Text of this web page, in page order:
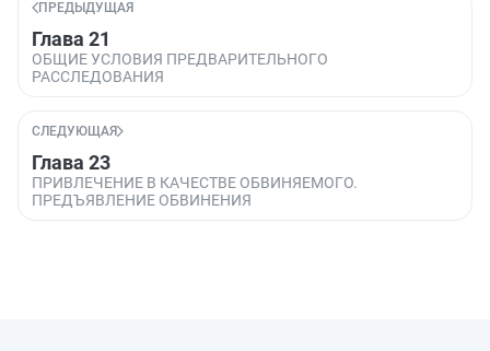
ПРЕДЫДУЩАЯ
Глава 21
ОБЩИЕ УСЛОВИЯ ПРЕДВАРИТЕЛЬНОГО
РАССЛЕДОВАНИЯ
СЛЕДУЮЩАЯ
Глава 23
ПРИВЛЕЧЕНИЕ В КАЧЕСТВЕ ОБВИНЯЕМОГО.
ПРЕДЪЯВЛЕНИЕ ОБВИНЕНИЯ